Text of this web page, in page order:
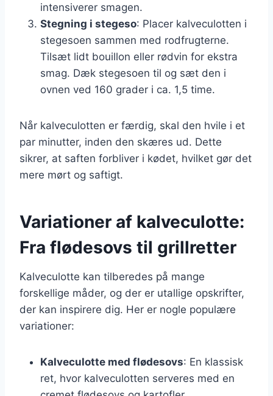
intensiverer smagen.
Stegning i stegeso: Placer kalveculotten i
stegesoen sammen med rodfrugterne.
Tilsæt lidt bouillon eller rødvin for ekstra
smag. Dæk stegesoen til og sæt den i
ovnen ved 160 grader i ca. 1,5 time.
Når kalveculotten er færdig, skal den hvile i et
par minutter, inden den skæres ud. Dette
sikrer, at saften forbliver i kødet, hvilket gør det
mere mørt og saftigt.
Variationer af kalveculotte:
Fra flødesovs til grillretter
Kalveculotte kan tilberedes på mange
forskellige måder, og der er utallige opskrifter,
der kan inspirere dig. Her er nogle populære
variationer:
Kalveculotte med flødesovs: En klassisk
ret, hvor kalveculotten serveres med en